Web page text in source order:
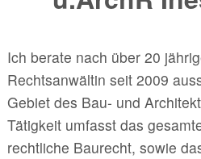
Ich berate nach über 20
Rechtsanwältin seit 2009
Gebiet des Bau- und
Tätigkeit umfasst das
rechtliche Baurecht, sowie